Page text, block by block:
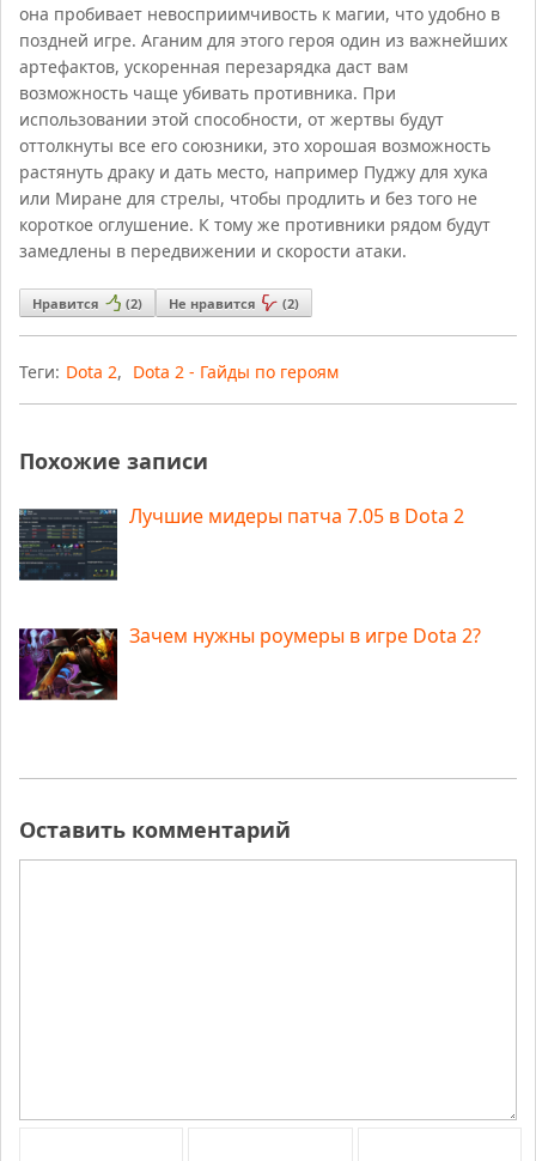
она пробивает невосприимчивость к магии, что удобно в
поздней игре. Аганим для этого героя один из важнейших
артефактов, ускоренная перезарядка даст вам
возможность чаще убивать противника. При
использовании этой способности, от жертвы будут
оттолкнуты все его союзники, это хорошая возможность
растянуть драку и дать место, например Пуджу для хука
или Миране для стрелы, чтобы продлить и без того не
короткое оглушение. К тому же противники рядом будут
замедлены в передвижении и скорости атаки.
Нравится (2) Не нравится (2)
Теги: Dota 2, Dota 2 - Гайды по героям
Похожие записи
Лучшие мидеры патча 7.05 в Dota 2
Зачем нужны роумеры в игре Dota 2?
Оставить комментарий